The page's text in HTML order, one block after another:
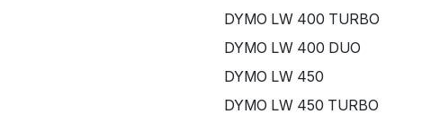
DYMO LW 400 TURBO
DYMO LW 400 DUO
DYMO LW 450
DYMO LW 450 TURBO